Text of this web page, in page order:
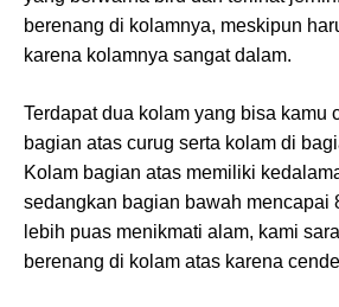
berenang di kolamnya, meskipun
karena kolamnya sangat dalam.
Terdapat dua kolam yang bisa kamu
bagian atas curug serta kolam di
Kolam bagian atas memiliki
sedangkan bagian bawah mencapai
lebih puas menikmati alam, kami
berenang di kolam atas karena